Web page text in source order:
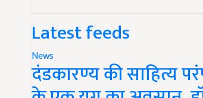
Latest feeds
News
दंडकारण्य की साहित्य